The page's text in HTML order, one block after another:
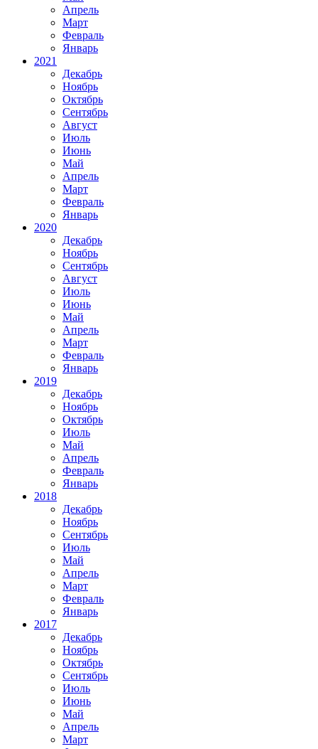
Апрель
Март
Февраль
Январь
2021
Декабрь
Ноябрь
Октябрь
Сентябрь
Август
Июль
Июнь
Май
Апрель
Март
Февраль
Январь
2020
Декабрь
Ноябрь
Сентябрь
Август
Июль
Июнь
Май
Апрель
Март
Февраль
Январь
2019
Декабрь
Ноябрь
Октябрь
Июль
Май
Апрель
Февраль
Январь
2018
Декабрь
Ноябрь
Сентябрь
Июль
Май
Апрель
Март
Февраль
Январь
2017
Декабрь
Ноябрь
Октябрь
Сентябрь
Июль
Июнь
Май
Апрель
Март